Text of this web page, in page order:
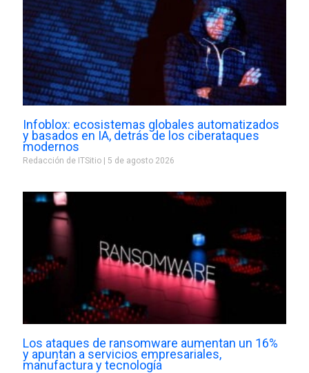
Infoblox: ecosistemas globales automatizados
y basados en IA, detrás de los ciberataques
modernos
Redacción de ITSitio 5 de agosto 2026
Los ataques de ransomware aumentan un 16%
y apuntan a servicios empresariales,
manufactura y tecnología